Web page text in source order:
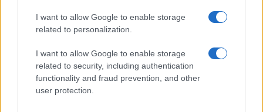
I want to allow Google to enable storage
related to personalization.
I want to allow Google to enable storage
related to security, including authentication
functionality and fraud prevention, and other
user protection.
Eureka Bridged PAX Gold (Terra
(PAXG)
$4,205.78
Kinza Babylon Staked BTC
(KBTC)
$83,270.00